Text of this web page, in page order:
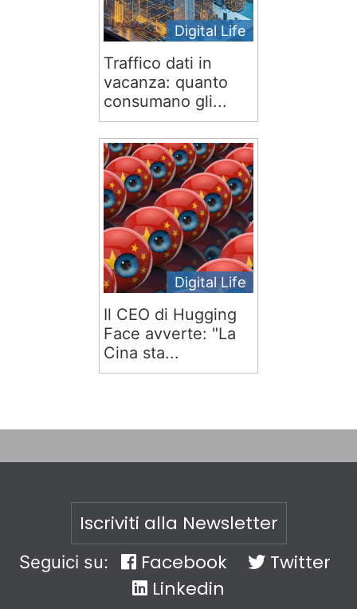
Digital Life
Traffico dati in
vacanza: quanto
consumano gli...
Digital Life
Il CEO di Hugging
Face avverte: "La
Cina sta...
Iscriviti alla Newsletter
Seguici su: Facebook
Twitter
Linkedin